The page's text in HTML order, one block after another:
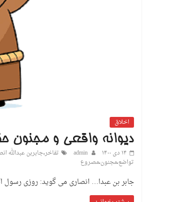
اخلاق
دیوانه واقعی و مجنون
۱۴ دی ۱۴۰۰ admin تفاخر،جابربن عبدالله
تواضع،مجنون،مصروع
جابر بن عبدا… انصاری می گوید: روزی